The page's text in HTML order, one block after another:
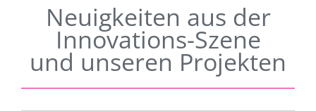
Neuigkeiten aus der
Innovations-Szene
und unseren Projekten